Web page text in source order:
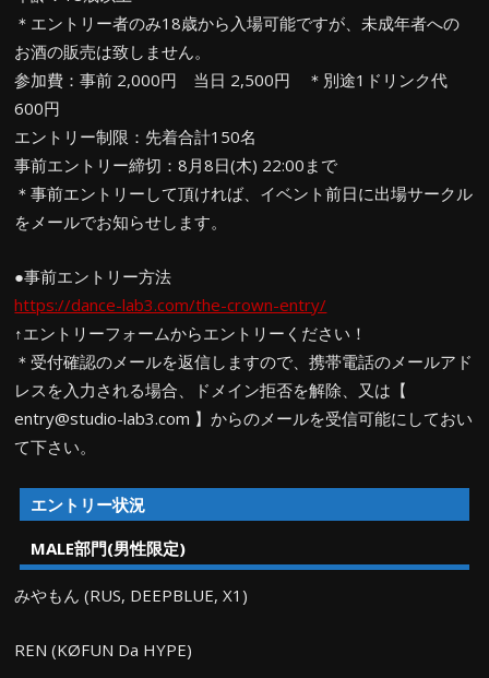
＊エントリー者のみ18歳から入場可能ですが、未成年者への
お酒の販売は致しません。
参加費：事前 2,000円 当日 2,500円 ＊別途1ドリンク代
600円
エントリー制限：先着合計150名
事前エントリー締切：8月8日(木) 22:00まで
＊事前エントリーして頂ければ、イベント前日に出場サークル
をメールでお知らせします。
●事前エントリー方法
https://dance-lab3.com/the-crown-entry/
↑エントリーフォームからエントリーください！
＊受付確認のメールを返信しますので、携帯電話のメールアド
レスを入力される場合、ドメイン拒否を解除、又は【
entry@studio-lab3.com 】からのメールを受信可能にしておい
て下さい。
エントリー状況
MALE部門(男性限定)
みやもん (RUS, DEEPBLUE, X1)
REN (KØFUN Da HYPE)